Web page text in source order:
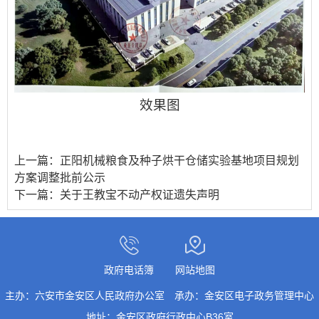
效果图
上一篇： 正阳机械粮食及种子烘干仓储实验基地项目规划
方案调整批前公示
下一篇： 关于王教宝不动产权证遗失声明
政府电话簿 网站地图
主办：六安市金安区人民政府办公室
承办：金安区电子政务管理中心